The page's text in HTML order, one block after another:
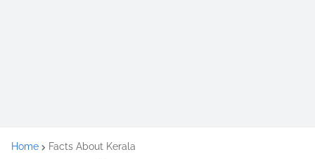
Home Facts About Kerala